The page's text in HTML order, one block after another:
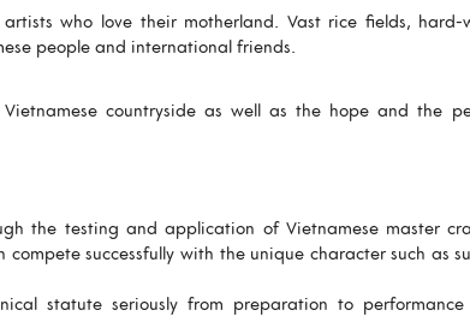
who love their motherland. Vast rice fields, hard-
people and international friends.
countryside as well as the hope and the
the testing and application of Vietnamese master
compete successfully with the unique character such as
statute seriously from preparation to